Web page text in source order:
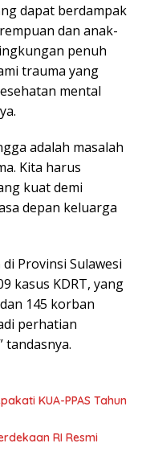
dapat berdampak
dan anak-
penuh
trauma yang
mental
adalah masalah
Kita harus
kuat demi
depan keluarga
Provinsi Sulawesi
kasus KDRT, yang
145 korban
perhatian
tandasnya.
KUA-PPAS Tahun
RI Resmi